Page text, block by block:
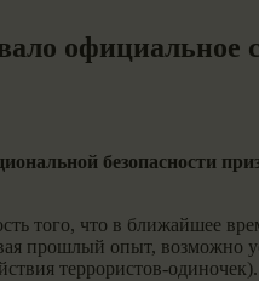
официальное
безопасности
того, что в ближайшее
прошлый опыт, возможно
террористов-одиночек).